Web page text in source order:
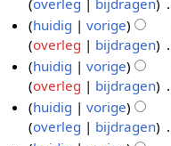
g
s
s
a
m
e
n
i
n
g
s
s
a
m
r
k
i
n
g
s
s
w
e
r
k
i
n
g
b
e
w
e
r
k
i
e
2
1
e
n
b
e
w
e
r
0
overleg
bijdragen
G
e
e
n
b
e
w
o
huidig vorige
overleg
bijdragen
G
e
e
n
b
huidig vorige
overleg
bijdragen
G
e
huidig vorige
overleg
bijdragen